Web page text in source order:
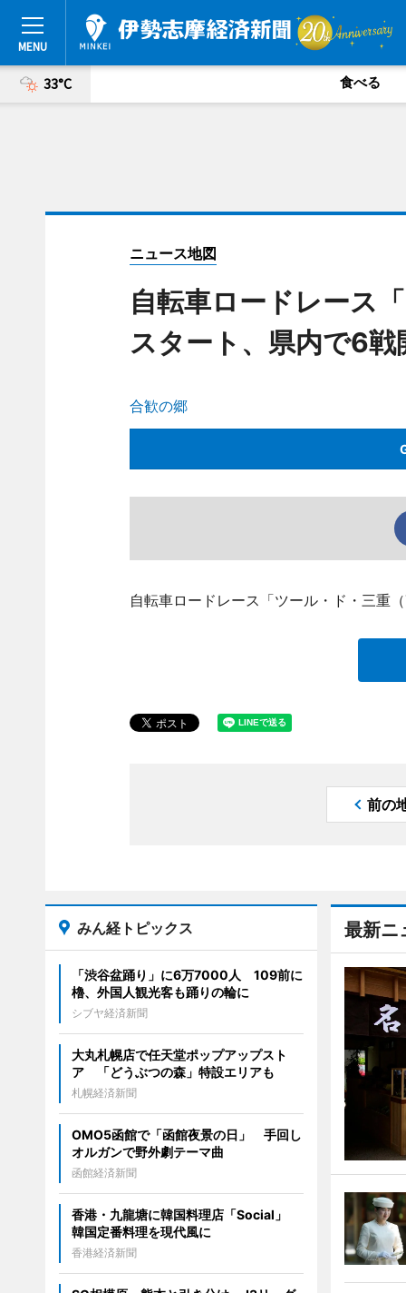
33°C 食べる
ニュース地図
自転車ロードレース
スタート、県内で6戦
合歓の郷
自転車ロードレース「ツール・ド・三重
前の
最新ニ
みん経トピックス
「渋谷盆踊り」に6万7000人 109前に
櫓、外国人観光客も踊りの輪に
シブヤ経済新聞
大丸札幌店で任天堂ポップアップスト
ア 「どうぶつの森」特設エリアも
札幌経済新聞
OMO5函館で「函館夜景の日」 手回し
オルガンで野外劇テーマ曲
函館経済新聞
香港・九龍塘に韓国料理店「Social」
韓国定番料理を現代風に
香港経済新聞